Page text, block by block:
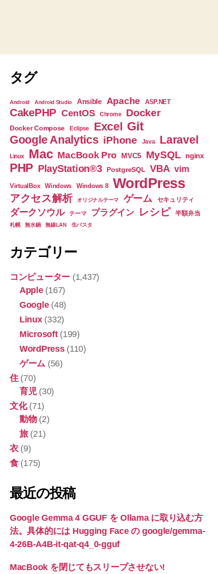
タグ
Android Android Studio Ansible Apache ASP.NET
CakePHP CentOS Chrome Docker
Docker Compose Eclipse Excel Git
Google Analytics iPhone Java Laravel
Linux Mac MacBook Pro MVC5 MySQL nginx
PHP PlayStation®3 PostgreSQL VBA vim
VirtualBox Windows Windows 8 WordPress
アクセス解析 オリジナルテーマ ゲーム セキュリティ
ダークソウル テーマ プラグイン レシピ 半額弁当
札幌 無水鍋 無線LAN 生パスタ
カテゴリー
コンピューター (1,437)
Apple(167)
Google(48)
Linux(332)
Microsoft(199)
WordPress(110)
ゲーム (56)
住(70)
育児(30)
文化(71)
動物(2)
旅(21)
衣(9)
食(175)
最近の投稿
Google Gemma 4 GGUF を Ollama に取り込む方
法。具体的には Hugging Face の google/gemma-
4-26B-A4B-it-qat-q4_0-gguf
MacBook を閉じてもスリープさせない!